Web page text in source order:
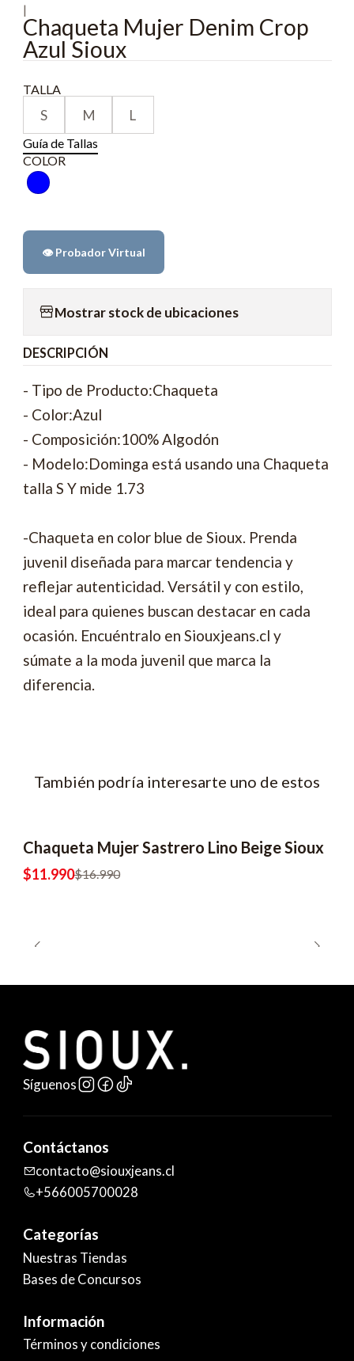
|
Chaqueta Mujer Denim Crop
Azul Sioux
TALLA
S M L
Guía de Tallas
COLOR
👁️ Probador Virtual
Mostrar stock de ubicaciones
DESCRIPCIÓN
- Tipo de Producto:Chaqueta
- Color:Azul
- Composición:100% Algodón
- Modelo:Dominga está usando una Chaqueta
talla S Y mide 1.73
-Chaqueta en color blue de Sioux. Prenda
juvenil diseñada para marcar tendencia y
reflejar autenticidad. Versátil y con estilo,
ideal para quienes buscan destacar en cada
ocasión. Encuéntralo en Siouxjeans.cl y
súmate a la moda juvenil que marca la
diferencia.
También podría interesarte uno de estos
Chaqueta Mujer Sastrero Lino Beige Sioux
$11.990$16.990
Síguenos
Contáctanos
contacto@siouxjeans.cl
+566005700028
Categorías
Nuestras Tiendas
Bases de Concursos
Información
Términos y condiciones